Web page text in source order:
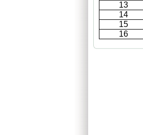
13
14
15
16